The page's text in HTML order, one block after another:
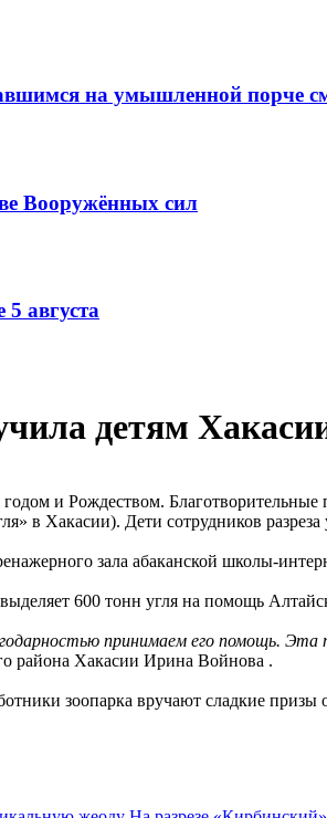
на умышленной порче
Вооружённых сил
августа
детям
и Рождеством.
в Хакасии). Дети сотрудников
зала абаканской школы-
600 тонн угля на помощь
принимаем его помощь.
района Хакасии Ирина Войнова .
зоопарка вручают сладкие